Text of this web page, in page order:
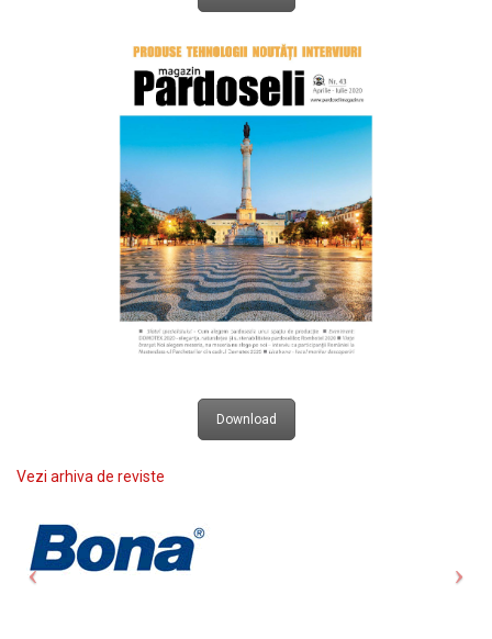
Download
Vezi arhiva de reviste